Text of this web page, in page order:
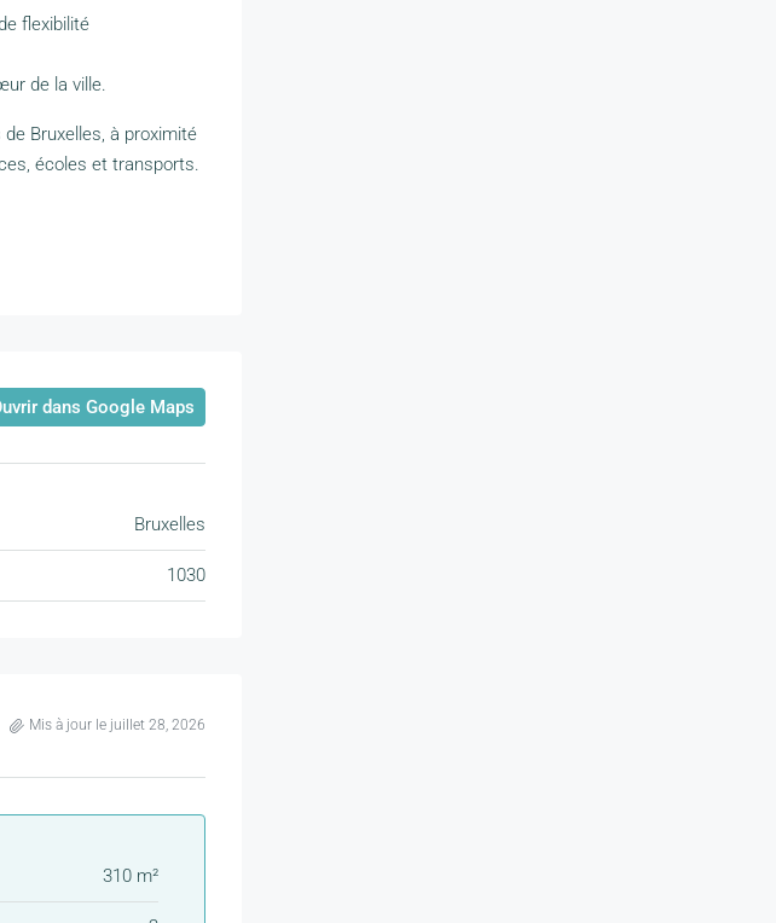
flexibilité
de la ville.
Bruxelles, à proximité
écoles et transports.
dans Google Maps
Bruxelles
1030
Mis à jour le juillet 28, 2026
310 m²